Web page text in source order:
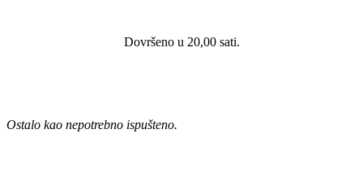
Dovršeno u 20,00 sati.
Ostalo kao nepotrebno ispušteno.